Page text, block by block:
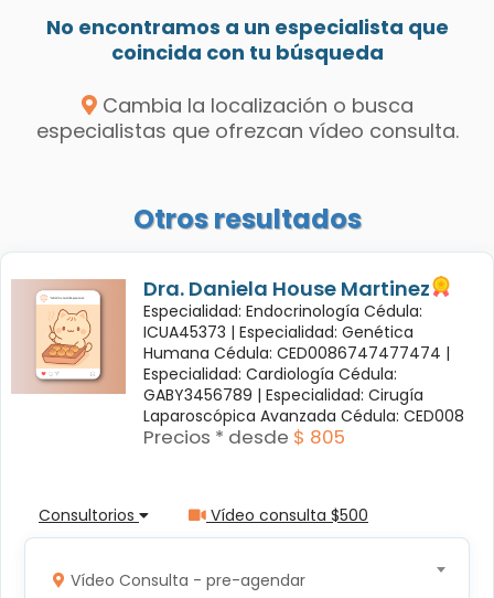
No encontramos a un especialista que
coincida con tu búsqueda
Cambia la localización o busca
especialistas que ofrezcan vídeo consulta.
Otros resultados
Dra. Daniela House Martinez
Especialidad: Endocrinología Cédula:
ICUA45373 | Especialidad: Genética
Humana Cédula: CED0086747477474 |
Especialidad: Cardiología Cédula:
GABY3456789 | Especialidad: Cirugía
Laparoscópica Avanzada Cédula: CED008
Precios * desde $ 805
Consultorios Vídeo consulta $500
Vídeo Consulta - pre-agendar